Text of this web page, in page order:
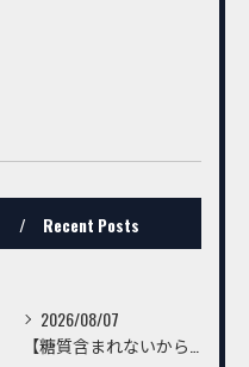
Recent Posts
2026/08/07